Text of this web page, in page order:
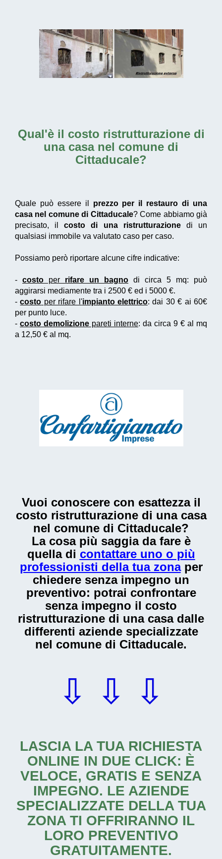
Qual'è il costo ristrutturazione di
una casa nel comune di
Cittaducale?
Quale può essere il prezzo per il restauro di una
casa nel comune di Cittaducale? Come abbiamo già
precisato, ilcosto di una ristrutturazionedi un
qualsiasi immobile va valutato caso per caso.
Possiamo però riportare alcune cifre indicative:
- costo per rifare un bagno di circa 5 mq: può
aggirarsi mediamente tra i 2500 € ed i 5000 €.
-costo per rifare l'impianto elettrico: dai 30 € ai 60€
per punto luce.
- costo demolizione pareti interne: da circa 9 € al mq
a 12,50 € al mq.
Vuoi conoscere con esattezza il
costo ristrutturazione di una casa
nel comune di Cittaducale?
La cosa più saggia da fare è
quella di contattare uno o più
professionisti della tua zonaper
chiedere senza impegno un
preventivo: potrai confrontare
senza impegno il costo
ristrutturazione di una casadalle
differenti aziende specializzate
nel comune di Cittaducale.
⇩ ⇩ ⇩
LASCIA LA TUA RICHIESTA
ONLINE IN DUE CLICK: È
VELOCE, GRATIS E SENZA
IMPEGNO. LE AZIENDE
SPECIALIZZATE DELLA TUA
ZONA TI OFFRIRANNO IL
LORO PREVENTIVO
GRATUITAMENTE.